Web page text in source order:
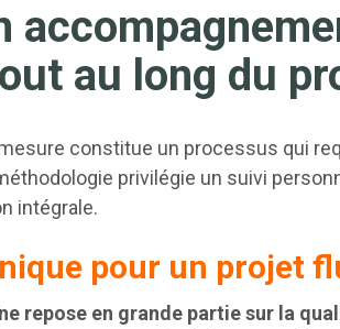
au long du
constitue un processus qui
privilégie un suivi
intégrale.
pour un projet
repose en grande partie sur la